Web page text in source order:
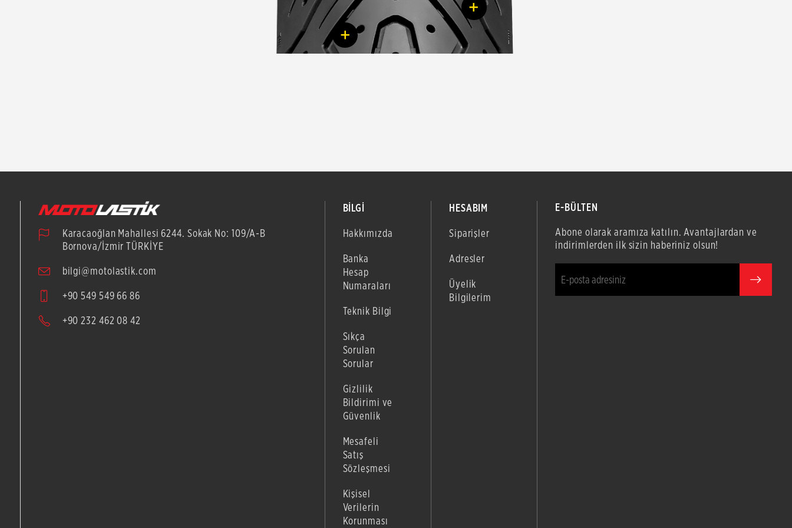
+
+
Karacaoğlan Mahallesi 6244. Sokak No: 109/A-B
Bornova/İzmir TÜRKİYE
bilgi@motolastik.com
+90 549 549 66 86
+90 232 462 08 42
BİLGİ
Hakkımızda
Banka
Hesap
Numaraları
Teknik Bilgi
Sıkça
Sorulan
Sorular
Gizlilik
Bildirimi ve
Güvenlik
Mesafeli
Satış
Sözleşmesi
Kişisel
Verilerin
Korunması
HESABIM
Siparişler
Adresler
Üyelik
Bilgilerim
E-BÜLTEN
Abone olarak aramıza katılın. Avantajlardan ve
indirimlerden ilk sizin haberiniz olsun!